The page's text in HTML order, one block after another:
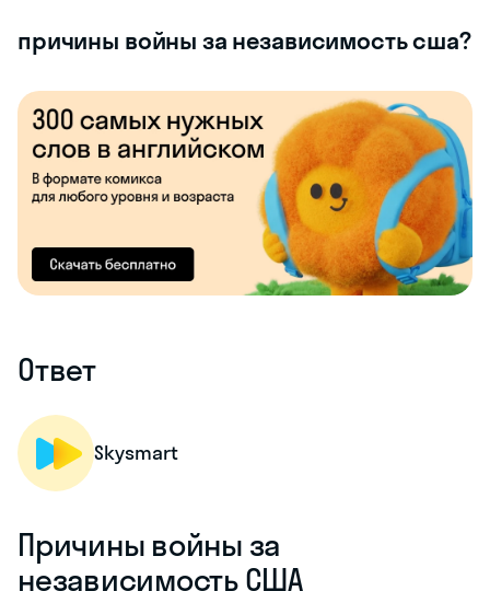
причины войны за независимость сша?
Ответ
Skysmart
Причины войны за
независимость США